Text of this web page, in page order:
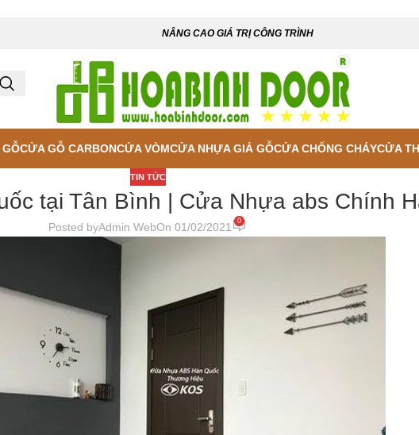
NÂNG CAO GIÁ TRỊ CÔNG TRÌNH
CỬA GỖ CARBONCỬA VÒMCỬA NHỰA GIẢ GỖCỬA CHỐNG CHÁYCỬA
TIN TỨC
tại Tân Bình | Cửa Nhựa abs Chính
Posted byAdmin WebOn 01/02/2021 0